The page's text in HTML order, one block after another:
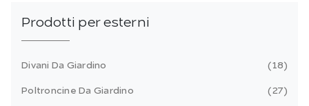
Prodotti per esterni
Divani Da Giardino 18
Poltroncine Da Giardino 27